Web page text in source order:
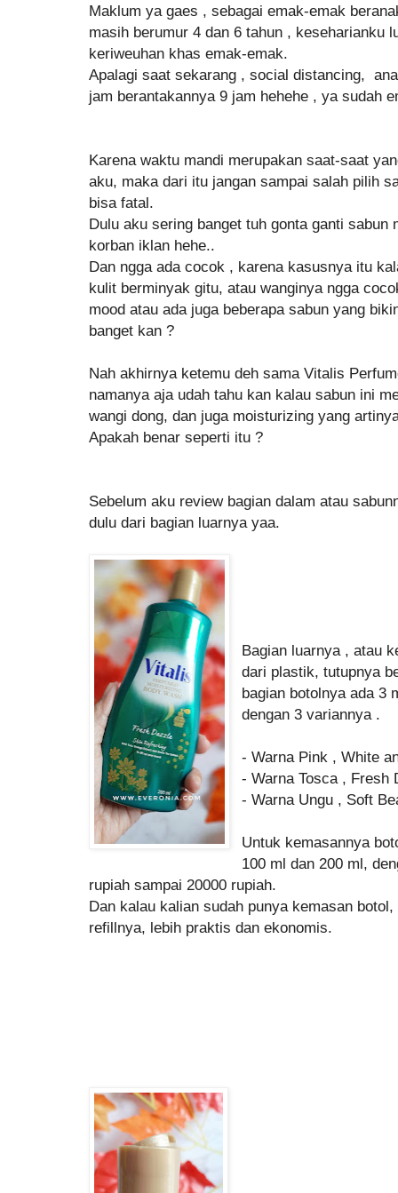
Maklum ya gaes , sebagai emak-emak
masih berumur 4 dan 6 tahun , keseharianku
keriweuhan khas emak-emak.
Apalagi saat sekarang , social distancing,
jam berantakannya 9 jam hehehe , ya sudah
Karena waktu mandi merupakan saat-saat
aku, maka dari itu jangan sampai salah pilih
bisa fatal.
Dulu aku sering banget tuh gonta ganti sabun
korban iklan hehe..
Dan ngga ada cocok , karena kasusnya itu
kulit berminyak gitu, atau wanginya ngga
mood atau ada juga beberapa sabun yang
banget kan ?
Nah akhirnya ketemu deh sama Vitalis
namanya aja udah tahu kan kalau sabun ini
wangi dong, dan juga moisturizing yang
Apakah benar seperti itu ?
Sebelum aku review bagian dalam atau
dulu dari bagian luarnya yaa.
Bagian luarnya , atau
dari plastik, tutupnya
bagian botolnya ada 3
dengan 3 variannya .
- Warna Pink , White
- Warna Tosca , Fresh
- Warna Ungu , Soft
Untuk kemasannya
100 ml dan 200 ml,
rupiah sampai 20000 rupiah.
Dan kalau kalian sudah punya kemasan
refillnya, lebih praktis dan ekonomis.